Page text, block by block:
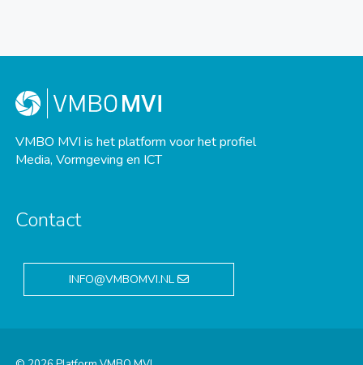
VMBO MVI is het platform voor het profiel
Media, Vormgeving en ICT
Contact
INFO@VMBOMVI.NL